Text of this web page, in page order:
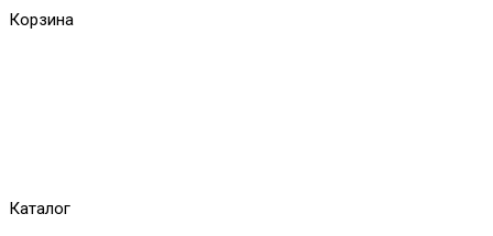
Корзина
Каталог